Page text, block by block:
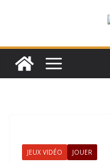
JEUX VIDÉO JOUER